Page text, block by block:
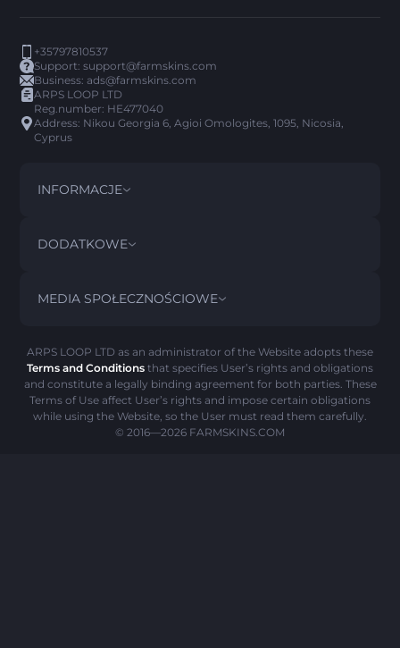
+35797810537
Support:support@farmskins.com
Business:ads@farmskins.com
ARPS LOOP LTD
Reg.number: HE477040
Address: Nikou Georgia 6, Agioi Omologites, 1095, Nicosia,
Cyprus
INFORMACJE
REGULAMIN
POLITYKA ZWROTÓW CONTACT US
POLITYKA PLIKÓW COOKIE
DODATKOWE
FAQ
MEDIA SPOŁECZNOŚCIOWE
ARPS LOOP LTD as an administrator of the Website adopts these
Terms and Conditions that specifies User’s rights and obligations
and constitute a legally binding agreement for both parties. These
Terms of Use affect User’s rights and impose certain obligations
while using the Website, so the User must read them carefully.
© 2016—2026 FARMSKINS.COM